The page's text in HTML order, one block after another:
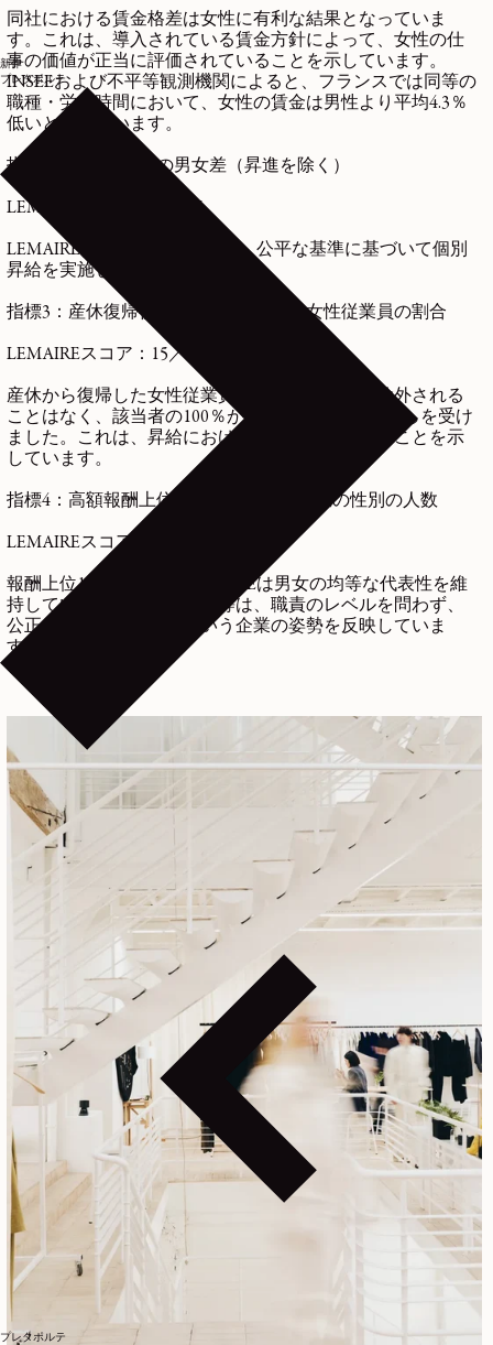
新作
プレタポルテ
プレタポルテ
同社における賃金格差は女性に有利な結果となっていま
す。これは、導入されている賃金方針によって、女性の仕
事の価値が正当に評価されていることを示しています。
INSEEおよび不平等観測機関によると、フランスでは同等の
職種・労働時間において、女性の賃金は男性より平均4.3％
低いとされています。
指標2：個別昇給率の男女差（昇進を除く）
LEMAIREスコア：35／35
LEMAIREは、性別に関係なく、公平な基準に基づいて個別
昇給を実施しています。
指標3：産休復帰後1年以内に昇給した女性従業員の割合
LEMAIREスコア：15／15
産休から復帰した女性従業員が昇給の対象から除外される
ことはなく、該当者の100％が復帰時に賃金の見直しを受け
ました。これは、昇給における差別が存在しないことを示
しています。
指標4：高額報酬上位10名における少数派の性別の人数
LEMAIREスコア：10／10
報酬上位10名の中で、LEMAIREは男女の均等な代表性を維
持しています。この男女平等は、職責のレベルを問わず、
公正な報酬を提供するという企業の姿勢を反映していま
す。